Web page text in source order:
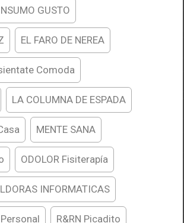
GUSTO
EL FARO DE NEREA
Comoda
LA COLUMNA DE ESPADA
MENTE SANA
ODOLOR Fisiterapía
INFORMATICAS
R&RN Picadito